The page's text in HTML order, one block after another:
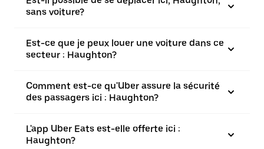
sans voiture?
Est-ce que je peux louer une voiture dans ce
secteur : Haughton?
Comment est-ce qu'Uber assure la sécurité
des passagers ici : Haughton?
L'app Uber Eats est-elle offerte ici :
Haughton?